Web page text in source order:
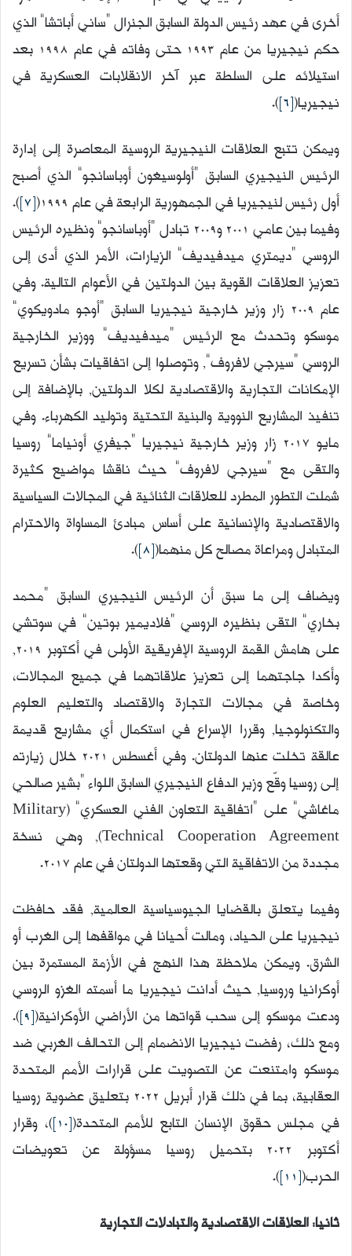
أخرى في عهد رئيس الدولة السابق الجنرال “ساني أباتشا” الذي
حكم نيجيريا من عام 1993 حتى وفاته في عام 1998 بعد
استيلائه على السلطة عبر آخر الانقلابات العسكرية في
نيجيريا([6]
).
ويمكن تتبع العلاقات النيجيرية الروسية المعاصرة إلى إدارة
الرئيس النيجيري السابق “أولوسيغون أوباسانجو” الذي أصبح
أول رئيس لنيجيريا في الجمهورية الرابعة في عام 1999(
[7]
).
وفيما بين عامي 2001 و2009 تبادل “أوباسانجو” ونظيره الرئيس
الروسي “ديمتري ميدفيديف” الزيارات، الأمر الذي أدى إلى
تعزيز العلاقات القوية بين الدولتين في الأعوام التالية. وفي
عام 2009 زار وزير خارجية نيجيريا السابق “أوجو مادويكوي”
موسكو وتحدث مع الرئيس “ميدفيديف” ووزير الخارجية
الروسي “سيرجي لافروف”, وتوصلوا إلى اتفاقيات بشأن تسريع
الإمكانات التجارية والاقتصادية لكلا الدولتين, بالإضافة إلى
تنفيذ المشاريع النووية والبنية التحتية وتوليد الكهرباء. وفي
مايو 2017 زار وزير خارجية نيجيريا “جيفري أونياما” روسيا
والتقى مع “سيرجي لافروف” حيث ناقشا مواضيع كثيرة
شملت التطور المطرد للعلاقات الثنائية في المجالات السياسية
والاقتصادية والإنسانية على أساس مبادئ المساواة والاحترام
المتبادل ومراعاة مصالح كل منهما([8]
).
ويضاف إلى ما سبق أن الرئيس النيجيري السابق “محمد
بخاري” التقى بنظيره الروسي “فلاديمير بوتين” في سوتشي
على هامش القمة الروسية الإفريقية الأولى في أكتوبر 2019,
وأكدا جاجتهما إلى تعزيز علاقاتهما في جميع المجالات،
وخاصة في مجالات التجارة والاقتصاد والتعليم العلوم
والتكنولوجيا, وقررا الإسراع في استكمال أي مشاريع قديمة
عالقة تخلت عنها الدولتان. وفي أغسطس 2021 خلال زيارته
إلى روسيا وقّع وزير الدفاع النيجيري السابق اللواء “بشير صالحي
ماغاشي” على “اتفاقية التعاون الفني العسكري” (Military
Technical Cooperation Agreement), وهي نسخة
مجددة من الاتفاقية التي وقعتها الدولتان في عام 2017.
وفيما يتعلق بالقضايا الجيوسياسية العالمية, فقد حافظت
نيجيريا على الحياد، ومالت أحيانا في مواقفها إلى الغرب أو
الشرق. ويمكن ملاحظة هذا النهج في الأزمة المستمرة بين
أوكرانيا وروسيا, حيث أدانت نيجيريا ما أسمته الغزو الروسي
ودعت موسكو إلى سحب قواتها من الأراضي الأوكرانية([9]
).
ومع ذلك، رفضت نيجيريا الانضمام إلى التحالف الغربي ضد
موسكو وامتنعت عن التصويت على قرارات الأمم المتحدة
العقابية، بما في ذلك قرار أبريل 2022 بتعليق عضوية روسيا
في مجلس حقوق الإنسان التابع للأمم المتحدة([10]
)، وقرار
أكتوبر 2022 بتحميل روسيا مسؤولة عن تعويضات
الحرب([11]
).
ثانيا: العلاقات الاقتصادية والتبادلات التجارية